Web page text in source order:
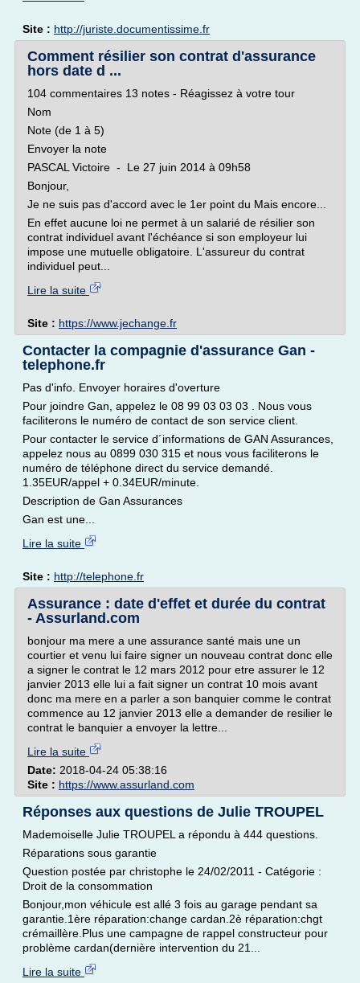
Site : http://juriste.documentissime.fr
Comment résilier son contrat d'assurance
hors date d ...
104 commentaires 13 notes - Réagissez à votre tour
Nom
Note (de 1 à 5)
Envoyer la note
PASCAL Victoire - Le 27 juin 2014 à 09h58
Bonjour,
Je ne suis pas d'accord avec le 1er point du Mais encore...
En effet aucune loi ne permet à un salarié de résilier son
contrat individuel avant l'échéance si son employeur lui
impose une mutuelle obligatoire. L'assureur du contrat
individuel peut...
Lire la suite
Site : https://www.jechange.fr
Contacter la compagnie d'assurance Gan -
telephone.fr
Pas d'info. Envoyer horaires d'overture
Pour joindre Gan, appelez le 08 99 03 03 03 . Nous vous
faciliterons le numéro de contact de son service client.
Pour contacter le service d´informations de GAN Assurances,
appelez nous au 0899 030 315 et nous vous faciliterons le
numéro de téléphone direct du service demandé.
1.35EUR/appel + 0.34EUR/minute.
Description de Gan Assurances
Gan est une...
Lire la suite
Site : http://telephone.fr
Assurance : date d'effet et durée du contrat
- Assurland.com
bonjour ma mere a une assurance santé mais une un
courtier et venu lui faire signer un nouveau contrat donc elle
a signer le contrat le 12 mars 2012 pour etre assurer le 12
janvier 2013 elle lui a fait signer un contrat 10 mois avant
donc ma mere en a parler a son banquier comme le contrat
commence au 12 janvier 2013 elle a demander de resilier le
contrat le banquier a envoyer la lettre...
Lire la suite
Date: 2018-04-24 05:38:16
Site : https://www.assurland.com
Réponses aux questions de Julie TROUPEL
Mademoiselle Julie TROUPEL a répondu à 444 questions.
Réparations sous garantie
Question postée par christophe le 24/02/2011 - Catégorie :
Droit de la consommation
Bonjour,mon véhicule est allé 3 fois au garage pendant sa
garantie.1ère réparation:change cardan.2è réparation:chgt
crémaillère.Plus une campagne de rappel constructeur pour
problème cardan(dernière intervention du 21...
Lire la suite